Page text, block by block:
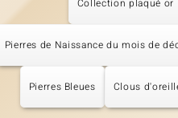
Collection plaqué or
Pierres de Naissance du mois de
Pierres Bleues Clous